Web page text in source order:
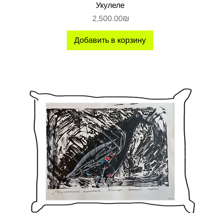
Укулеле
Цена
‏2,500.00 ‏₪
Добавить в корзину